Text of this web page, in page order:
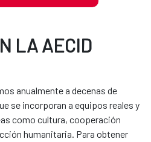
LA AECID
anualmente a decenas de
se incorporan a equipos reales y
como cultura, cooperación
humanitaria. Para obtener